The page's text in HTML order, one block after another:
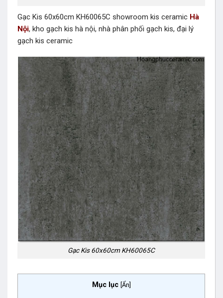
Gạc Kis 60x60cm KH60065C showroom kis ceramic Hà
Nội, kho gạch kis hà nội, nhà phân phối gạch kis, đại lý
gạch kis ceramic
Gạc Kis 60x60cm KH60065C
Mục lục Ẩn